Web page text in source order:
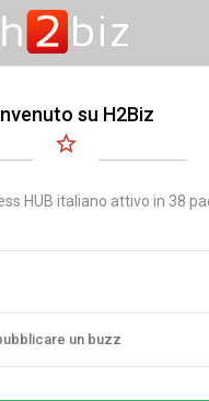
su H2Biz
HUB italiano attivo in 38